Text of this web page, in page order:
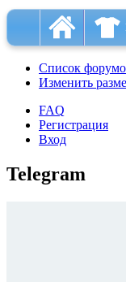
Список
Изменить
FAQ
Регистрация
Вход
Telegram